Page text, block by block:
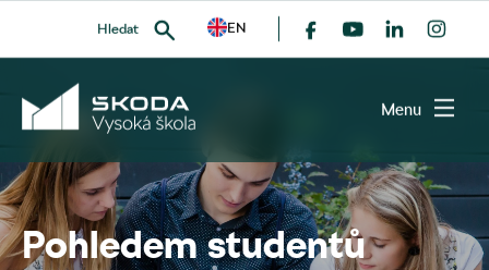
Hledat
VYHLEDAT
EN
Menu
Pohledem studentů